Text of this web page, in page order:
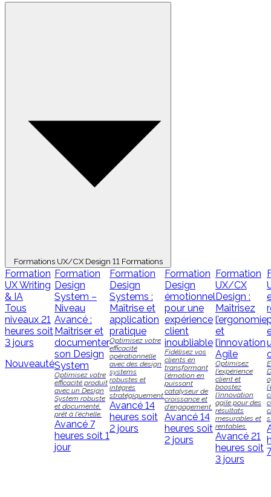
Formations UX/CX Design 11 Formations
Formation
UX Writing
& IA
Tous
niveaux 21
heures soit
3 jours
Nouveauté
Formation
Design
System –
Niveau
Avancé :
Maîtriser et
documenter
son Design
System
Optimisez votre
efficacité produit
avec un Design
System robuste
et documenté,
prêt à l'échelle.
Avancé 7
heures soit 1
jour
Formation
Design
Systems :
Maîtrise et
application
pratique
Optimisez votre
efficacité
opérationnelle
avec des design
systems
robustes et
intégrés
stratégiquement.
Avancé 14
heures soit
2 jours
Formation
Design
émotionnel
pour une
expérience
client
inoubliable
Fidélisez vos
clients en
transformant
l'émotion en
puissant
catalyseur de
croissance et
d'engagement.
Avancé 14
heures soit
2 jours
Formation
UX/CX
Design :
Maîtrisez
l’ergonomie
et
l’innovation
Agile
Optimisez
l'expérience
client et
boostez
l'innovation
agile pour des
résultats
mesurables et
rentables.
Avancé 21
heures soit
3 jours